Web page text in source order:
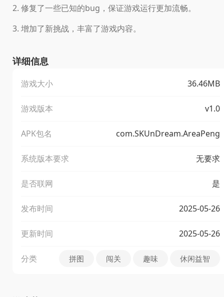
2. 修复了一些已知的bug，保证游戏运行更加流畅。
3. 增加了新挑战，丰富了游戏内容。
详细信息
游戏大小 36.46MB
游戏版本 v1.0
APK包名 com.SKUnDream.AreaPeng
系统版本要求 无要求
是否联网 是
发布时间 2025-05-26
更新时间 2025-05-26
分类 拼图 闯关 趣味 休闲益智